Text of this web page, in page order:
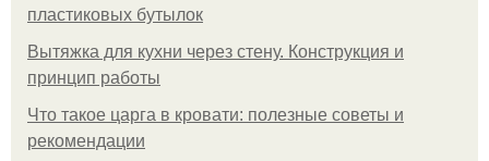
пластиковых бутылок
Вытяжка для кухни через стену. Конструкция и
принцип работы
Что такое царга в кровати: полезные советы и
рекомендации